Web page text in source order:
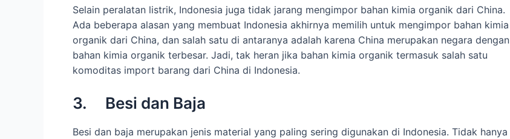
Selain peralatan listrik, Indonesia juga tidak jarang mengimpor bahan kimia organik dari China.
Ada beberapa alasan yang membuat Indonesia akhirnya memilih untuk mengimpor bahan kimia
organik dari China, dan salah satu di antaranya adalah karena China merupakan negara dengan
bahan kimia organik terbesar. Jadi, tak heran jika bahan kimia organik termasuk salah satu
komoditas import barang dari China di Indonesia.
3. Besi dan Baja
Besi dan baja merupakan jenis material yang paling sering digunakan di Indonesia. Tidak hanya